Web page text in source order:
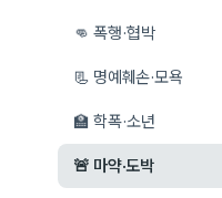
👊 폭행·협박
📃 명예훼손·모욕
🏫 학폭·소년
🚨 마약·도박